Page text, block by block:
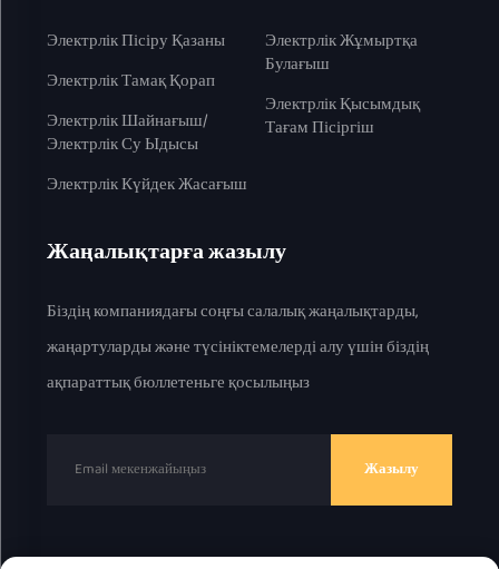
Электрлік Пісіру Қазаны
Электрлік Тамақ Қорап
Электрлік Шайнағыш/
Электрлік Су Ыдысы
Электрлік Күйдек Жасағыш
Электрлік Жұмыртқа
Булағыш
Электрлік Қысымдық
Тағам Пісіргіш
Жаңалықтарға жазылу
Біздің компаниядағы соңғы салалық жаңалықтарды,
жаңартуларды және түсініктемелерді алу үшін біздің
ақпараттық бюллетеньге қосылыңыз
Жазылу